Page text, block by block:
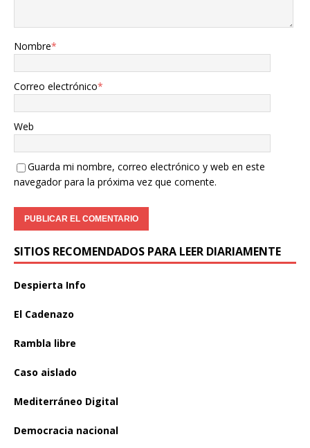
Nombre*
Correo electrónico*
Web
Guarda mi nombre, correo electrónico y web en este
navegador para la próxima vez que comente.
SITIOS RECOMENDADOS PARA LEER DIARIAMENTE
Despierta Info
El Cadenazo
Rambla libre
Caso aislado
Mediterráneo Digital
Democracia nacional